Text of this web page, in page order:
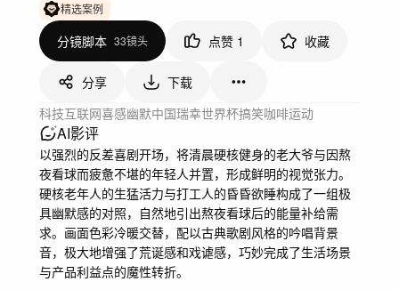
精选案例
分镜脚本 33镜头 点赞 1 收藏
分享
下载
科技互联网喜感幽默中国瑞幸世界杯搞笑咖啡运动
AI影评
以强烈的反差喜剧开场，将清晨硬核健身的老大爷与因熬
夜看球而疲惫不堪的年轻人并置，形成鲜明的视觉张力。
硬核老年人的生猛活力与打工人的昏昏欲睡构成了一组极
具幽默感的对照，自然地引出熬夜看球后的能量补给需
求。画面色彩冷暖交替，配以古典歌剧风格的吟唱背景
音，极大地增强了荒诞感和戏谑感，巧妙完成了生活场景
与产品利益点的魔性转折。